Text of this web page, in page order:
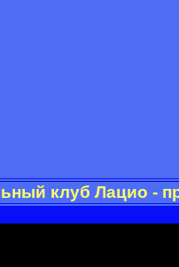
клуб Лацио -